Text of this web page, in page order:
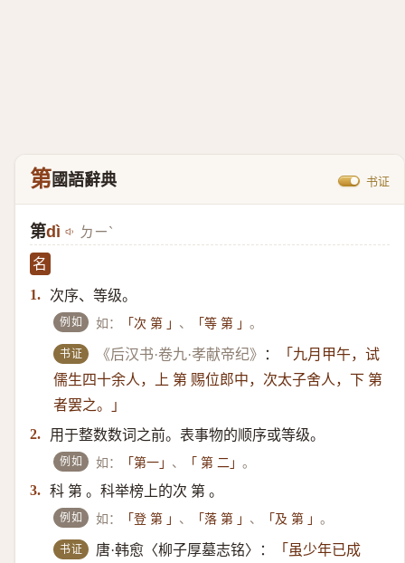
第國語辭典 书证
第dì ㄉㄧˋ
名
1.
次序、等级。
例如 如： 「次 第 」 、 「等 第 」。
书证 《后汉书·卷九·孝献帝纪》 ：
「九月甲午，试
儒生四十余人，上 第 赐位郎中，次太子舍人，下 第
者罢之。」
2.
用于整数数词之前。表事物的顺序或等级。
例如 如： 「第一」 、 「 第 二」。
3. 科 第 。科举榜上的次 第 。
例如 如： 「登 第 」 、 「落 第 」 、 「及 第 」。
书证 唐·韩愈〈柳子厚墓志铭〉：
「虽少年已成